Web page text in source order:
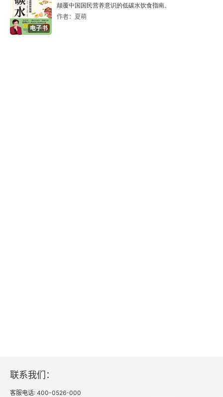
电子书
颠覆中国国民营养意识的低碳水饮食指南。
作者：夏萌
联系我们：
客服电话: 400-0526-000